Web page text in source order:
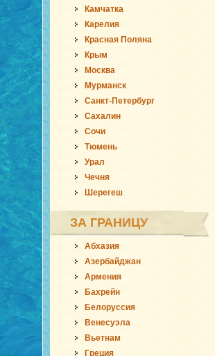
Камчатка
Карелия
Красная Поляна
Крым
Москва
Мурманск
Санкт-Петербург
Сахалин
Сочи
Тюмень
Урал
Чечня
Шерегеш
ЗА ГРАНИЦУ
Абхазия
Азербайджан
Армения
Бахрейн
Белоруссия
Венесуэла
Вьетнам
Греция